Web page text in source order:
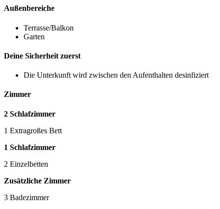
Außenbereiche
Terrasse/Balkon
Garten
Deine Sicherheit zuerst
Die Unterkunft wird zwischen den Aufenthalten desinfiziert
Zimmer
2 Schlafzimmer
1 Extragroßes Bett
1 Schlafzimmer
2 Einzelbetten
Zusätzliche Zimmer
3 Badezimmer